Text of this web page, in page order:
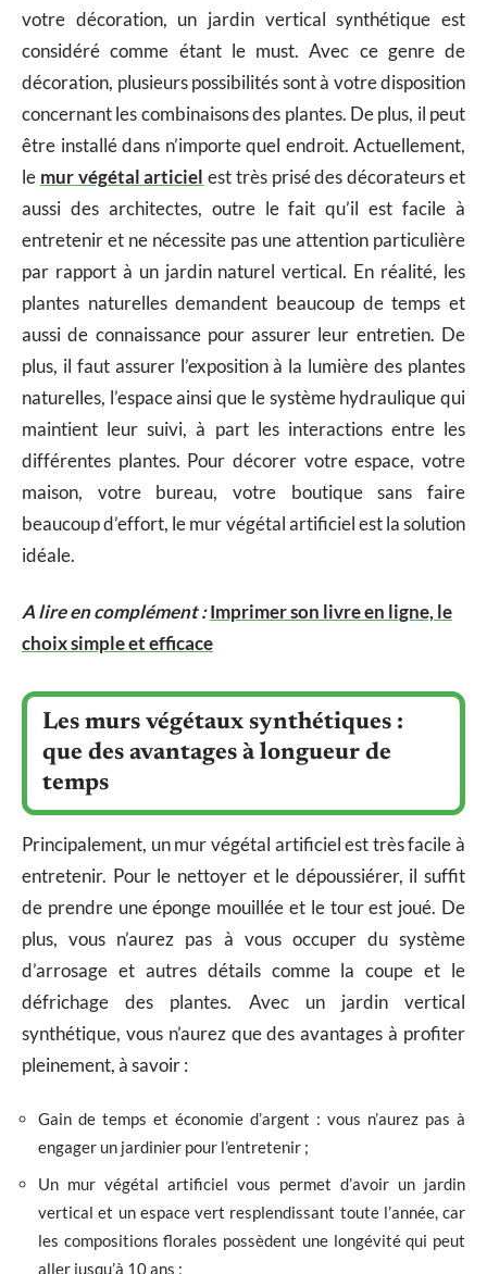
votre décoration, un jardin vertical synthétique est
considéré comme étant le must. Avec ce genre de
décoration, plusieurs possibilités sont à votre disposition
concernant les combinaisons des plantes. De plus, il peut
être installé dans n’importe quel endroit. Actuellement,
le mur végétal articiel est très prisé des décorateurs et
aussi des architectes, outre le fait qu’il est facile à
entretenir et ne nécessite pas une attention particulière
par rapport à un jardin naturel vertical. En réalité, les
plantes naturelles demandent beaucoup de temps et
aussi de connaissance pour assurer leur entretien. De
plus, il faut assurer l’exposition à la lumière des plantes
naturelles, l’espace ainsi que le système hydraulique qui
maintient leur suivi, à part les interactions entre les
différentes plantes. Pour décorer votre espace, votre
maison, votre bureau, votre boutique sans faire
beaucoup d’effort, le mur végétal artificiel est la solution
idéale.
A lire en complément :Imprimer son livre en ligne, le
choix simple et efficace
Les murs végétaux synthétiques :
que des avantages à longueur de
temps
Principalement, un mur végétal artificiel est très facile à
entretenir. Pour le nettoyer et le dépoussiérer, il suffit
de prendre une éponge mouillée et le tour est joué. De
plus, vous n’aurez pas à vous occuper du système
d’arrosage et autres détails comme la coupe et le
défrichage des plantes. Avec un jardin vertical
synthétique, vous n’aurez que des avantages à profiter
pleinement, à savoir :
Gain de temps et économie d’argent : vous n’aurez pas à
engager un jardinier pour l’entretenir ;
Un mur végétal artificiel vous permet d’avoir un jardin
vertical et un espace vert resplendissant toute l’année, car
les compositions florales possèdent une longévité qui peut
aller jusqu’à 10 ans ;